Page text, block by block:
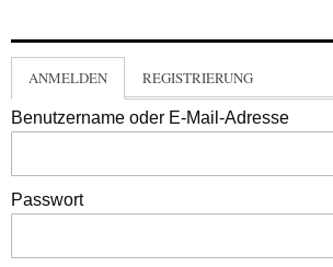
ANMELDEN REGISTRIERUNG
Benutzername oder E-Mail-Adresse
Passwort